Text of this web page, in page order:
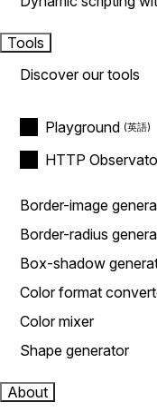
Tools
Discover our tools
Playground
HTTP
Border-image
Border-radius
Box-shadow
Color format
Color mixer
Shape generator
About